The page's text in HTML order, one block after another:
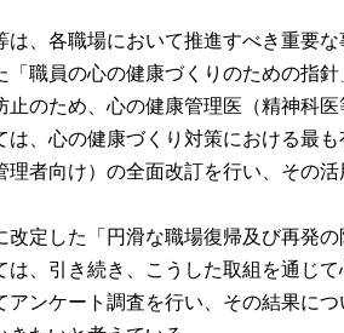
各職場において推進すべき重要
職員の心の健康づくりのための指
のため、心の健康管理医（精神科
、心の健康づくり対策における最
者向け）の全面改訂を行い、その
定した「円滑な職場復帰及び再発
、引き続き、こうした取組を通じ
ンケート調査を行い、その結果に